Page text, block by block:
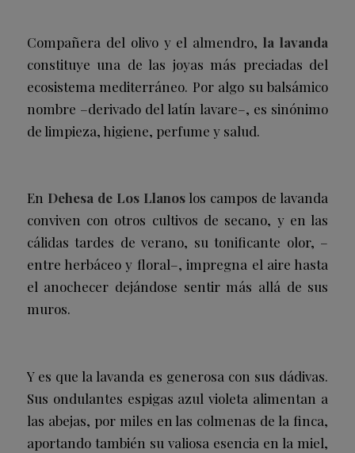
Compañera del olivo y el almendro,la lavanda
constituye una de las joyas más preciadas del
ecosistema mediterráneo. Por algo su balsámico
nombre –derivado del latín lavare–, es sinónimo
de limpieza, higiene, perfume y salud.
En Dehesa de Los Llanos los campos de lavanda
conviven con otros cultivos de secano, y en las
cálidas tardes de verano, su tonificante olor, –
entre herbáceo y floral–, impregna el aire hasta
el anochecer dejándose sentir más allá de sus
muros.
Y es que la lavanda es generosa con sus dádivas.
Sus ondulantes espigas azul violeta alimentan a
las abejas, por miles en las colmenas de la finca,
aportando también su valiosa esencia en la miel,